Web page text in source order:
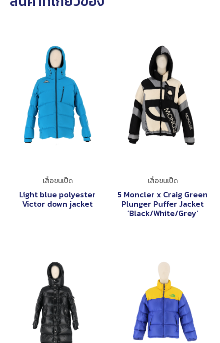
เสื้อขนเป็ด
Light blue polyester
Victor down jacket
เสื้อขนเป็ด
5 Moncler x Craig Green
Plunger Puffer Jacket
‘Black/White/Grey’